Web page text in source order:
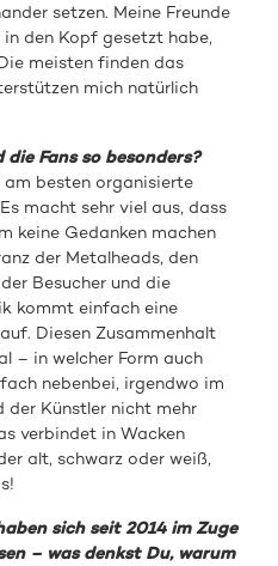
setzen. Meine Freunde
den Kopf gesetzt habe,
meisten finden das
mich natürlich
Fans so besonders?
am besten organisierte
macht sehr viel aus, dass
keine Gedanken machen
der Metalheads, den
Besucher und die
kommt einfach eine
Diesen Zusammenhalt
– in welcher Form auch
nebenbei, irgendwo im
der Künstler nicht mehr
verbindet in Wacken
alt, schwarz oder weiß,
sich seit 2014 im Zuge
– was denkst Du, warum